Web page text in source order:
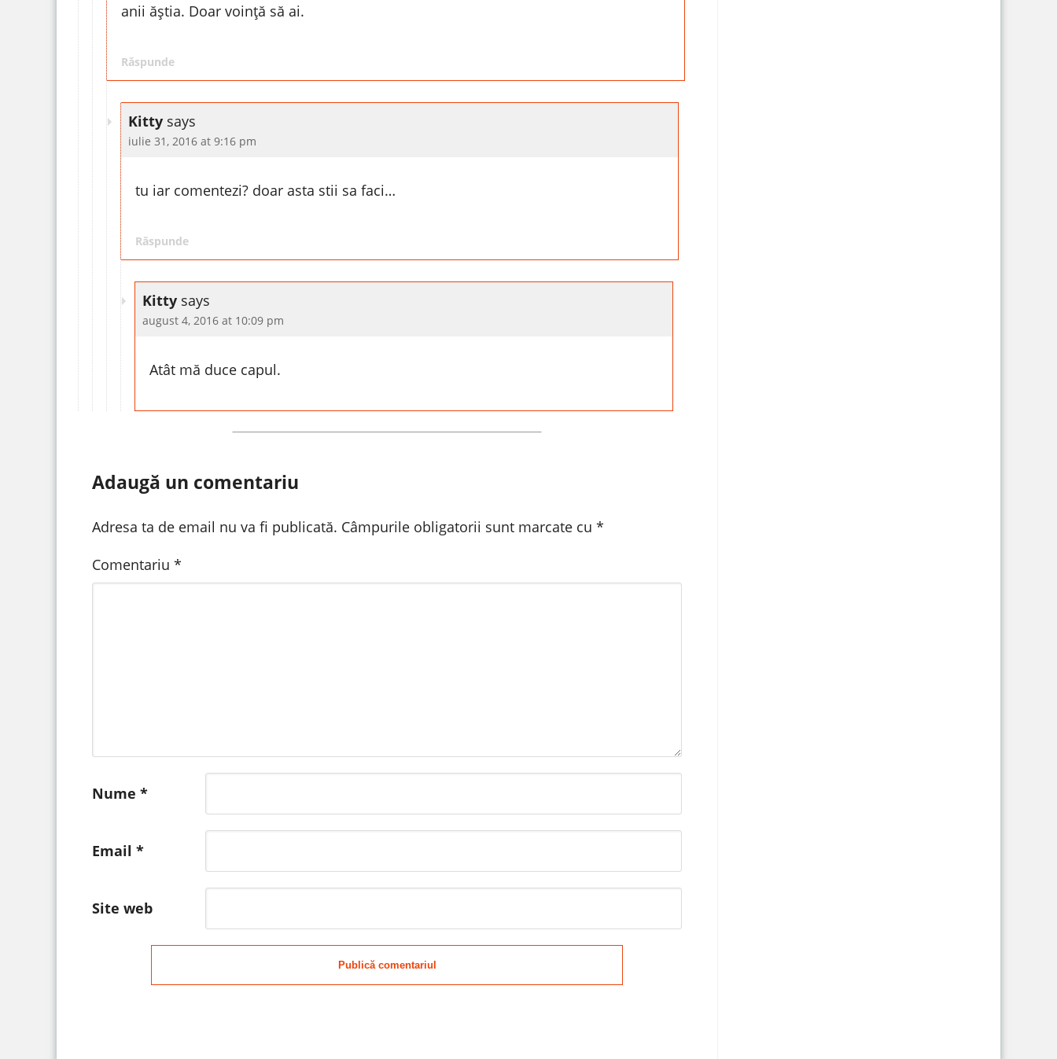
anii ăștia. Doar voință să ai.
Răspunde
Kitty says
iulie 31, 2016 at 9:16 pm
tu iar comentezi? doar asta stii sa faci…
Răspunde
Kitty says
august 4, 2016 at 10:09 pm
Atât mă duce capul.
Adaugă un comentariu
Adresa ta de email nu va fi publicată. Câmpurile obligatorii sunt marcate cu *
Comentariu *
Nume *
Email *
Site web
Publică comentariul